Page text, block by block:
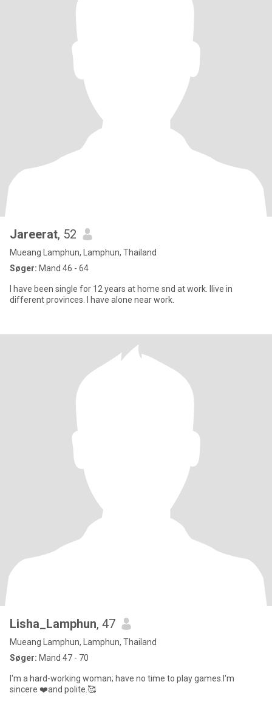
Jareerat, 52
Mueang Lamphun, Lamphun, Thailand
Søger: Mand 46 - 64
I have been single for 12 years at home snd at work. Ilive in
different provinces. I have alone near work.
Lisha_Lamphun, 47
Mueang Lamphun, Lamphun, Thailand
Søger: Mand 47 - 70
I'm a hard-working woman; have no time to play games.I'm
sincere ❤️and polite.🥰